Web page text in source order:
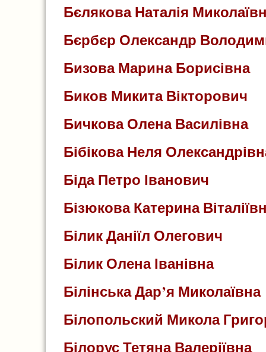
Бєлякова Наталія
Бєрбєр Олександр
Бизова Марина Борисівна
Биков Микита Вікторович
Бичкова Олена Василівна
Бібікова Неля
Біда Петро Іванович
Бізюкова Катерина
Білик Даніїл Олегович
Білик Олена Іванівна
Білінська Дар’я Миколаївна
Білопольский Микола
Білорус Тетяна Валеріївна